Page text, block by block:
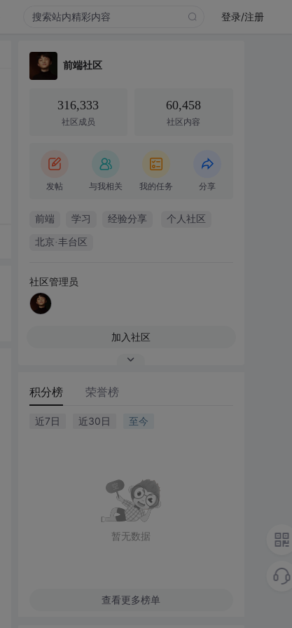
登录/注册
前端社区
316,333
社区成员
60,458
社区内容
发帖 与我相关 我的任务 分享
前端 学习 经验分享 个人社区
北京·丰台区
社区管理员
加入社区
积分榜 荣誉榜
近7日 近30日 至今
暂无数据
查看更多榜单